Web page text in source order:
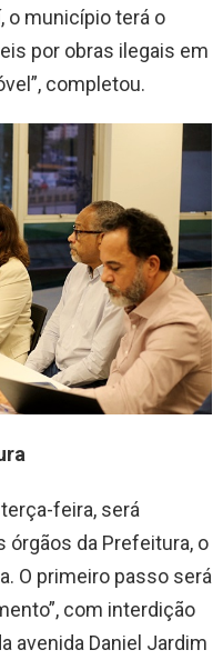
o município terá o
por obras ilegais em
completou.
feira, será
órgãos da Prefeitura, o
O primeiro passo será
com interdição
avenida Daniel Jardim